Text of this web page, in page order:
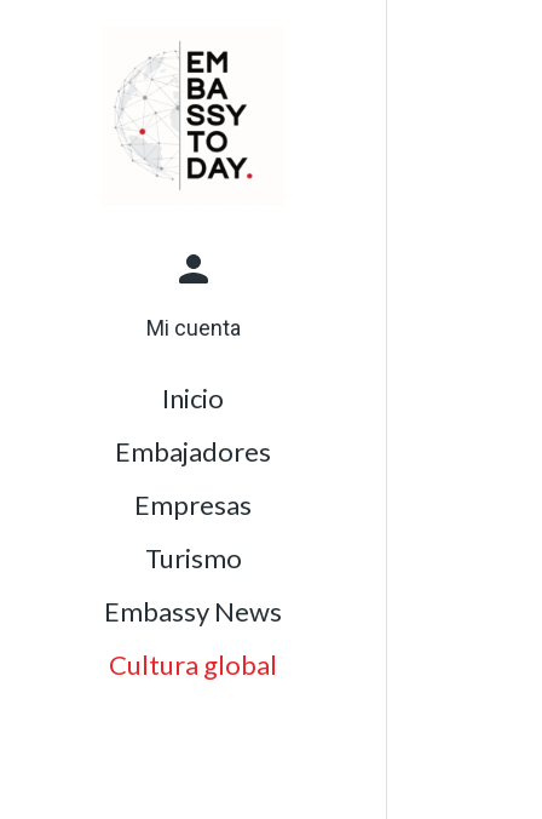
Mi cuenta
Inicio
Embajadores
Empresas
Turismo
Embassy News
Cultura global